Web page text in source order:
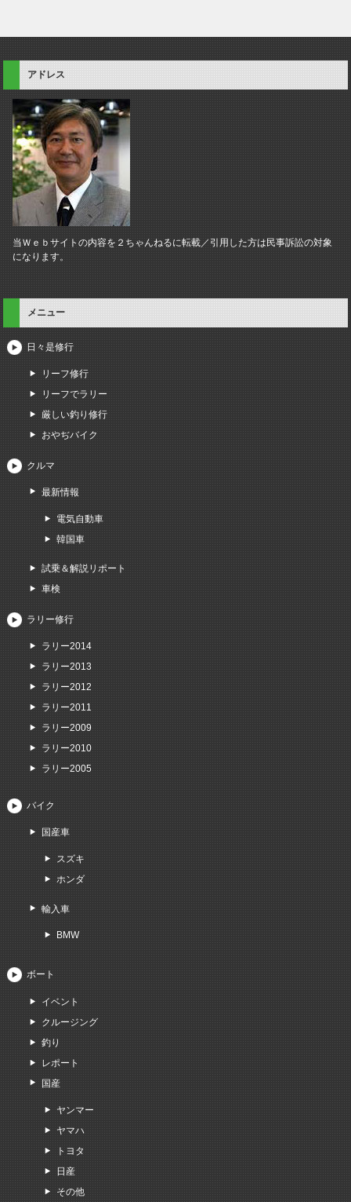
アドレス
当Ｗｅｂサイトの内容を２ちゃんねるに転載／引用した方は民事訴訟の対象
になります。
メニュー
日々是修行
リーフ修行
リーフでラリー
厳しい釣り修行
おやぢバイク
クルマ
最新情報
電気自動車
韓国車
試乗＆解説リポート
車検
ラリー修行
ラリー2014
ラリー2013
ラリー2012
ラリー2011
ラリー2009
ラリー2010
ラリー2005
バイク
国産車
スズキ
ホンダ
輸入車
BMW
ボート
イベント
クルージング
釣り
レポート
国産
ヤンマー
ヤマハ
トヨタ
日産
その他